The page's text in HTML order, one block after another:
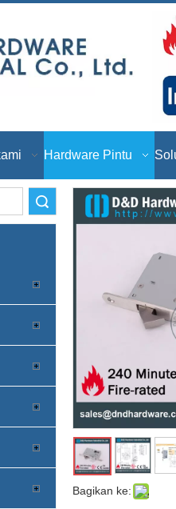
Hardware Pintu
Bagikan ke: